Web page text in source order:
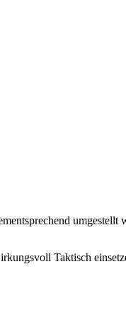
umgestellt
Taktisch